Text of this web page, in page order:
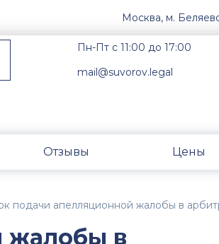
Москва, м.
Пн-Пт с 11:00 до 17:00
mail@suvorov.legal
Отзывы Цены
подачи апелляционной жалобы в
жалобы в